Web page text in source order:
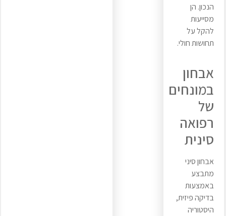
הנכון. הן
מסייעות
להקל על
תחושות חולי.
אבחון
במונחים
של
רפואה
סינית
אבחון סיני
מתבצע
באמצעות
בדיקה פיזית,
היסטוריה